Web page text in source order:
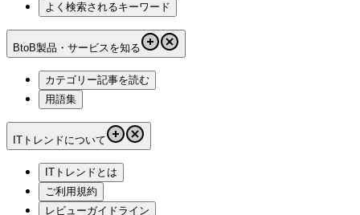
よく検索されるキーワード
BtoB製品・サービスを知る
カテゴリー記事を読む
用語集
ITトレンドについて
ITトレンドとは
ご利用規約
レビューガイドライン